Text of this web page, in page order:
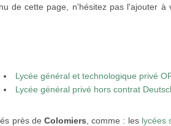
de cette page, n'hésitez pas l'ajouter à
Lycée général et technologique privé
Colomiers
Lycée général privé hors contrat
près de Colomiers , comme : les lycées